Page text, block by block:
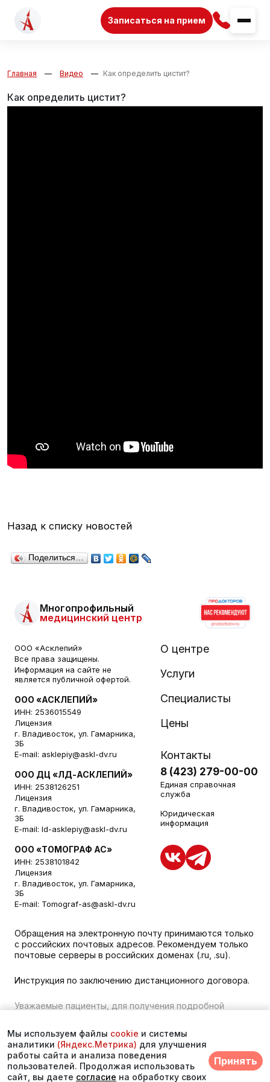
Записаться на прием
Главная Видео Как определить цистит?
Как определить цистит?
Назад к списку новостей
Поделиться…
Многопрофильный
медицинский центр
ООО «Асклепий»
Все права защищены.
Информация на сайте не
является публичной офертой.
ООО «АСКЛЕПИЙ»
ИНН: 2536015549
Лицензия
г. Владивосток, ул. Гамарника,
3Б
E-mail: asklepiy@askl-dv.ru
ООО ДЦ «ЛД-АСКЛЕПИЙ»
ИНН: 2538126251
Лицензия
г. Владивосток, ул. Гамарника,
3Б
E-mail: ld-asklepiy@askl-dv.ru
ООО «ТОМОГРАФ АС»
ИНН: 2538101842
Лицензия
г. Владивосток, ул. Гамарника,
3Б
E-mail: Tomograf-as@askl-dv.ru
О центре
Услуги
Специалисты
Цены
Контакты
8 (423) 279-00-00
Единая справочная
служба
Юридическая
информация
Обращения на электронную почту принимаются только
с российских почтовых адресов. Рекомендуем только
почтовые серверы в российских доменах (.ru, .su).
Инструкция по заключению дистанционного договора.
Уважаемые пациенты, для получения подробной
помощью специальной формы связи или по телефону во
Владивостоке:+7 (423) 279-00-00. vk 373
© 2026. Многопрофильный медицинский центр
Мы используем файлы cookie и системы
аналитики (Яндекс.Метрика) для улучшения
работы сайта и анализа поведения
пользователей. Продолжая использовать
сайт, вы даете согласие на обработку своих
Принять